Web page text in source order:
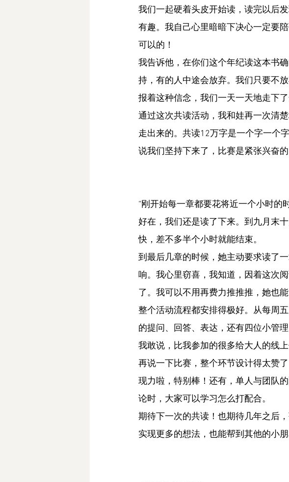
我们一起硬着头皮开始读，读完以后
有趣。我自己心里暗暗下决心一定要
可以的！
我告诉他，在你们这个年纪读这本书
持，有的人中途会放弃。我们只要不
报着这种信念，我们一天一天地走下了
通过这次共读活动，我和娃再一次清
走出来的。共读12万字是一个字一个
说我们坚持下来了，比赛是紧张兴奋
“刚开始每一章都要花将近一个小时的
好在，我们还是读了下来。到九月末
快，差不多半个小时就能结束。
到最后几章的时候，她主动要求读了
响。我心里窃喜，我知道，因着这次
了。我可以不用再费力推推推，她也
整个活动流程都安排得极好。从每周
的提问、回答、表达，还有四位小管
我敢说，比我参加的很多给大人的线
再说一下比赛，整个环节设计得太赞
现力啦，特别棒！还有，单人与团队
论时，大家可以学习怎么打配合。
期待下一次的共读！也期待几年之后
实现更多的想法，也能帮到其他的小朋